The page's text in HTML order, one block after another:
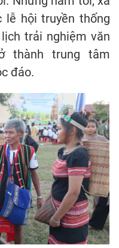
lễ hội truyền thống
trải nghiệm văn
thành trung tâm
đáo.